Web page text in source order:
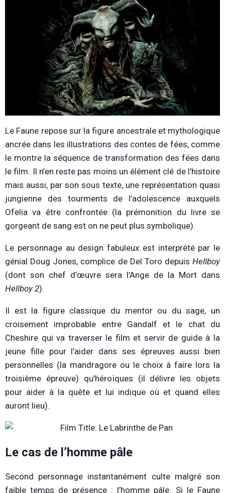
Le Faune repose sur la figure ancestrale et mythologique
ancrée dans les illustrations des contes de fées, comme
le montre la séquence de transformation des fées dans
le film. Il n’en reste pas moins un élément clé de l’histoire
mais aussi, par son sous texte, une représentation quasi
jungienne des tourments de l’adolescence auxquels
Ofelia va être confrontée (la prémonition du livre se
gorgeant de sang est on ne peut plus symbolique).
Le personnage au design fabuleux est interprété par le
génial Doug Jones, complice de Del Toro depuis Hellboy
(dont son chef d’œuvre sera l’Ange de la Mort dans
Hellboy 2).
Il est la figure classique du mentor ou du sage, un
croisement improbable entre Gandalf et le chat du
Cheshire qui va traverser le film et servir de guide à la
jeune fille pour l’aider dans ses épreuves aussi bien
personnelles (la mandragore ou le choix à faire lors la
troisième épreuve) qu’héroïques (il délivre les objets
pour aider à la quête et lui indique où et quand elles
auront lieu).
Le cas de l’homme pâle
Second personnage instantanément culte malgré son
faible temps de présence : l’homme pâle. Si le Faune